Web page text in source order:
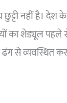
छुट्टी नहीं है।
शेड्यूल पहले से
ढंग से व्यवस्थित